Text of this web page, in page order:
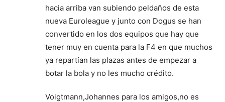
hacia arriba van subiendo peldaños de esta
nueva Euroleague y junto con Dogus se han
convertido en los dos equipos que hay que
tener muy en cuenta para la F4 en que muchos
ya repartían las plazas antes de empezar a
botar la bola y no les mucho crédito.
Voigtmann,Johannes para los amigos,no es